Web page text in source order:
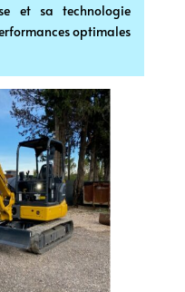
et sa technologie
optimales